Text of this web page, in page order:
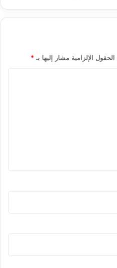
الحقول الإلزامية مشار إليها بـ *